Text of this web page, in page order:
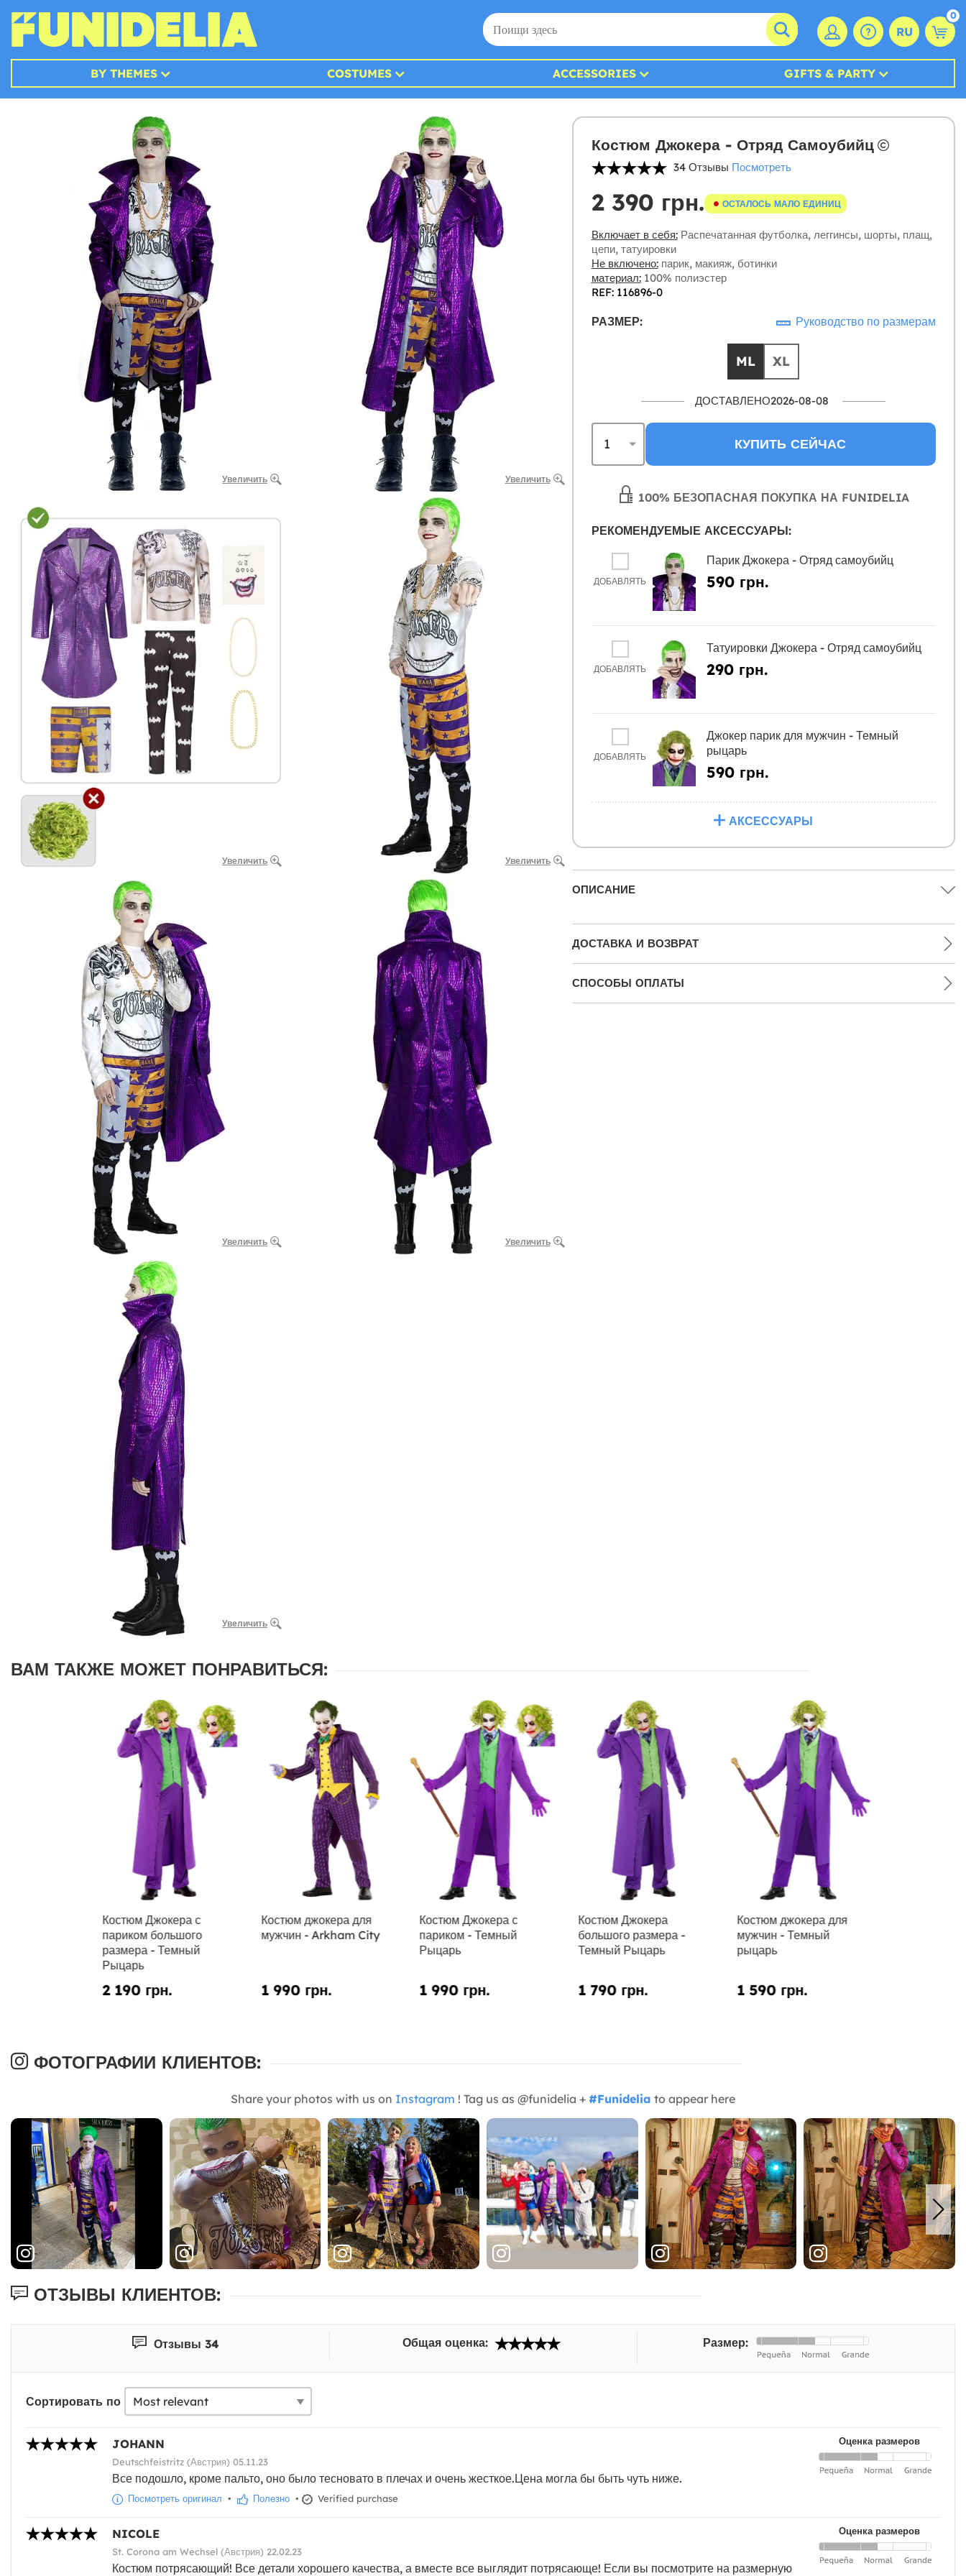
RU
0
BY THEMES COSTUMES ACCESSORIES GIFTS & PARTY
Увеличить Увеличить
Увеличить Увеличить
Увеличить Увеличить
Увеличить
Костюм Джокера - Отряд Самоубийц
34 Отзывы Посмотреть
2 390 грн. ОСТАЛОСЬ МАЛО ЕДИНИЦ
Включает в себя:Распечатанная футболка, леггинсы, шорты, плащ,
цепи, татуировки
Не включено:парик, макияж, ботинки
материал:100% полиэстер
REF: 116896-0
РАЗМЕР: Руководство по размерам
ML XL
ДОСТАВЛЕНО2026-08-08
КУПИТЬ СЕЙЧАС
100% БЕЗОПАСНАЯ ПОКУПКА НА FUNIDELIA
РЕКОМЕНДУЕМЫЕ АКСЕССУАРЫ:
ДОБАВЛЯТЬ
Парик Джокера - Отряд самоубийц
590 грн.
ДОБАВЛЯТЬ
Татуировки Джокера - Отряд самоубийц
290 грн.
ДОБАВЛЯТЬ
Джокер парик для мужчин - Темный
рыцарь
590 грн.
АКСЕССУАРЫ
ОПИСАНИЕ
ДОСТАВКА И ВОЗВРАТ
СПОСОБЫ ОПЛАТЫ
ВАМ ТАКЖЕ МОЖЕТ ПОНРАВИТЬСЯ:
Костюм Джокера с
париком большого
размера - Темный
Рыцарь
2 190 грн.
Костюм джокера для
мужчин - Arkham City
1 990 грн.
Костюм Джокера с
париком - Темный
Рыцарь
1 990 грн.
Костюм Джокера
большого размера -
Темный Рыцарь
1 790 грн.
Костюм джокера для
мужчин - Темный
рыцарь
1 590 грн.
ФОТОГРАФИИ КЛИЕНТОВ:
Share your photos with us on Instagram ! Tag us as @funidelia + #Funidelia to appear here
ОТЗЫВЫ КЛИЕНТОВ:
Отзывы 34 Общая оценка: Размер:
Сортировать по
Оценка размеров
JOHANN
Deutschfeistritz (Австрия) 05.11.23
Все подошло, кроме пальто, оно было тесновато в плечах и очень жесткое.Цена могла бы быть чуть ниже.
Посмотреть оригинал • Полезно • Verified purchase
Оценка размеров
NICOLE
St. Corona am Wechsel (Австрия) 22.02.23
Костюм потрясающий! Все детали хорошего качества, а вместе все выглядит потрясающе! Если вы посмотрите на размерную